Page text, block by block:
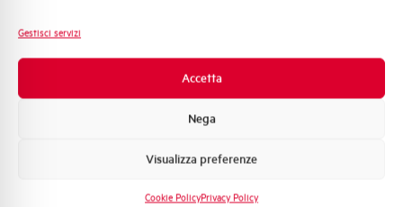
Gestisci servizi
Accetta
Nega
Visualizza preferenze
Cookie PolicyPrivacy Policy
Sistema Quadri
Promozioni e offerte
Formazione tecnica
Voglio ricevere aggiornamenti, novità di